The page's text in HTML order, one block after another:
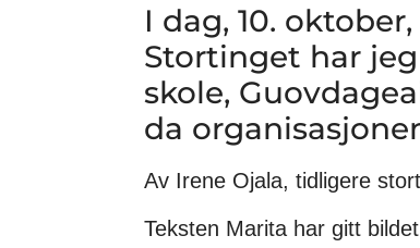
I dag, 10.
Stortinget har
skole,
da
Av Irene Ojala, tidligere
Teksten Marita har gitt